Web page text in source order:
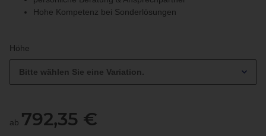
Hohe Kompetenz bei Sonderlösungen
Höhe
Bitte wählen Sie eine Variation.
ab 792,35 €